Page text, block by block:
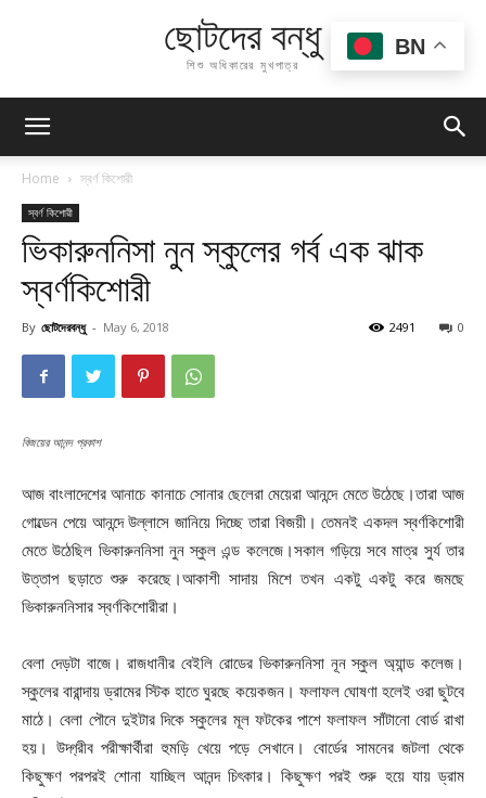
ছোটদের বন্ধু
শিশু অধিকারের মুখপাত্র
Home স্বর্ণ কিশোরী
স্বর্ণ কিশোরী
ভিকারুননিসা নুন স্কুলের গর্ব এক ঝাক
স্বর্ণকিশোরী
By ছোটদেরবন্ধু - May 6, 2018 0
2491
বিজয়ের আনন্দ প্রকাশ
আজ বাংলাদেশের আনাচে কানাচে সোনার ছেলেরা মেয়েরা আনন্দে মেতে উঠেছে।তারা আজ
গোল্ডেন পেয়ে আনন্দে উল্লাসে জানিয়ে দিচ্ছে তারা বিজয়ী। তেমনই একদল স্বর্ণকিশোরী
মেতে উঠেছিল ভিকারুননিসা নুন স্কুল এন্ড কলেজে।সকাল গড়িয়ে সবে মাত্র সুর্য তার
উত্তাপ ছড়াতে শুরু করেছে।আকাশী সাদায় মিশে তখন একটু একটু করে জমছে
ভিকারুননিসার স্বর্ণকিশোরীরা।
বেলা দেড়টা বাজে। রাজধানীর বেইলি রোডের ভিকারুননিসা নূন স্কুল অ্যান্ড কলেজ।
স্কুলের বারান্দায় ড্রামের স্টিক হাতে ঘুরছে কয়েকজন। ফলাফল ঘোষণা হলেই ওরা ছুটবে
মাঠে। বেলা পৌনে দুইটার দিকে স্কুলের মূল ফটকের পাশে ফলাফল সাঁটানো বোর্ড রাখা
হয়। উদ্গ্রীব পরীক্ষার্থীরা হুমড়ি খেয়ে পড়ে সেখানে। বোর্ডের সামনের জটলা থেকে
কিছুক্ষণ পরপরই শোনা যাচ্ছিল আনন্দ চিৎকার। কিছুক্ষণ পরই শুরু হয়ে যায় ড্রাম
BN